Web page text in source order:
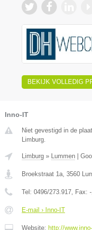
BEKIJK VOLLEDIG
Inno-IT
Niet gevestigd in de
Limburg.
Limburg » Lummen
Broekstraat 1a, 3560
Tel: 0496/273.917, Fax: -
E-mail › Inno-IT
Website: http://